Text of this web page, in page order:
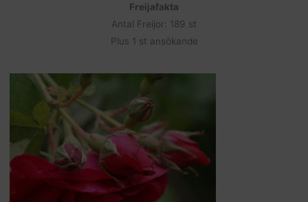
Freijafakta
Antal Freijor: 189 st
Plus 1 st ansökande